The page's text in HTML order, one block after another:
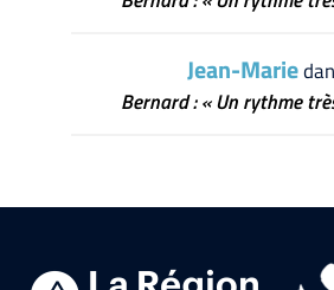
Jean-Marie
Bernard : « Un rythme